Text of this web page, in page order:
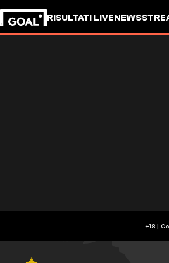
RISULTATI LIVENEWS
+18 |